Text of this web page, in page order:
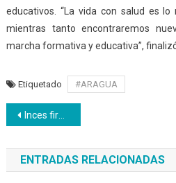
educativos. “La vida con salud es
mientras tanto encontraremos
marcha formativa y educativa”,
Etiquetado #ARAGUA
Navegación
de
entradas
Inces firma convenio con Unetrans
ENTRADAS RELACIONADAS